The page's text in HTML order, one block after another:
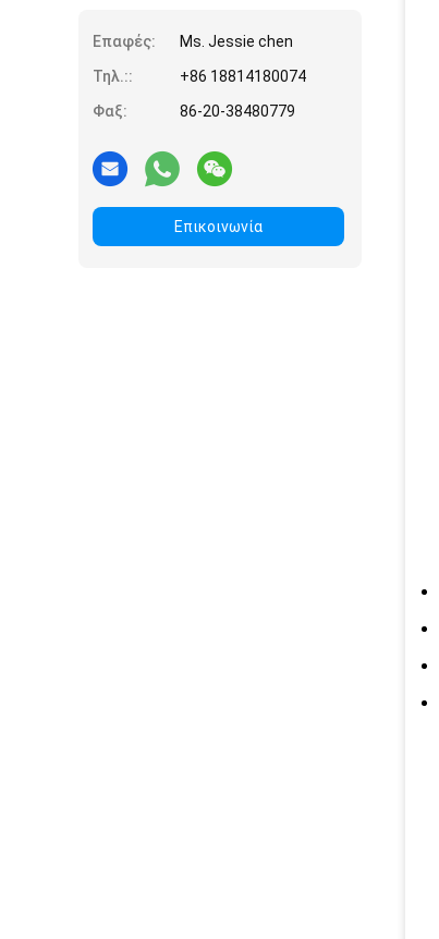
Επαφές:
Ms. Jessie chen
Τηλ.::
+86 18814180074
Φαξ:
86-20-38480779
Επικοινωνία